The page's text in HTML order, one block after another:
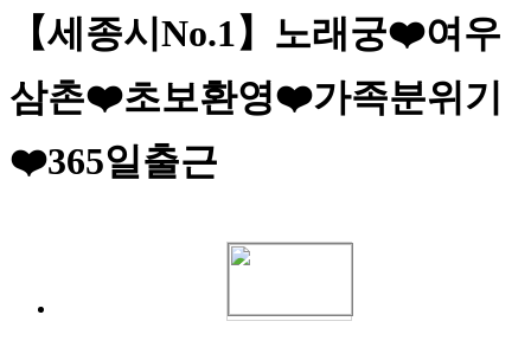
【세종시No.1】노래궁❤️여우
삼촌❤️초보환영❤️가족분위기
❤️365일출근